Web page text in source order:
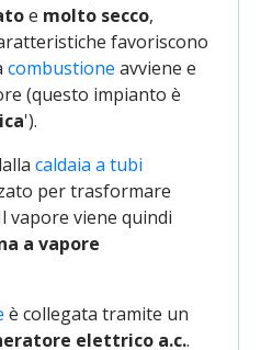
e molto secco,
favoriscono
combustione avviene e
(questo impianto è
').
caldaia a tubi
per trasformare
vapore viene quindi
a vapore
è collegata tramite un
elettrico a.c..